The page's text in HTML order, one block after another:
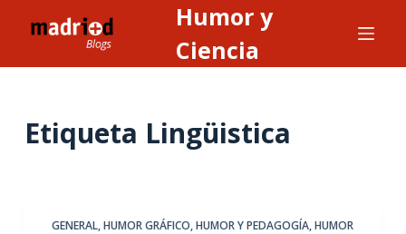
l
Humor y
Ciencia
Etiqueta Lingüistica
GENERAL,HUMOR GRÁFICO,HUMOR Y PEDAGOGÍA,HUMOR